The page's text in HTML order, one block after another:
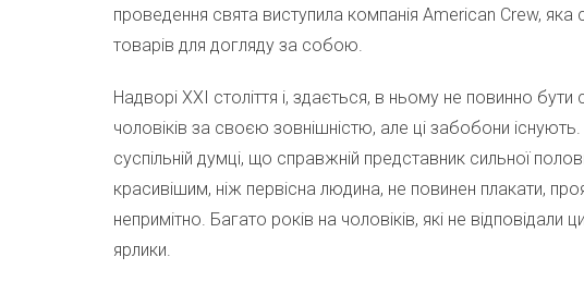
проведення свята виступила компанія American Crew, яка
товарів для догляду за собою.
Надворі XXI століття і, здається, в ньому не повинно бути
чоловіків за своєю зовнішністю, але ці забобони
суспільній думці, що справжній представник сильної
красивішим, ніж первісна людина, не повинен плакати,
непримітно. Багато років на чоловіків, які не
ярлики.